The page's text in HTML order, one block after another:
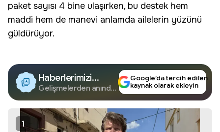
paket sayısı 4 bine ulaşırken, bu destek hem
maddi hem de manevi anlamda ailelerin yüzünü
güldürüyor.
Haberlerimizi
Google'da Takip
Edin
Gelişmelerden anında
Google’da tercih edilen
kaynak olarak ekleyin
1